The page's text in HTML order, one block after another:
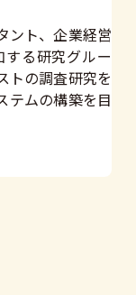
ント、企業経営
る研究グルー
トの調査研究を
テムの構築を目